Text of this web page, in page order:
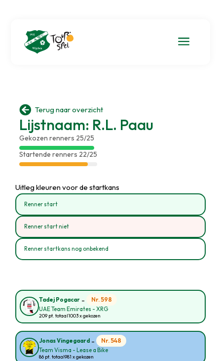
a
 Terug naar overzicht
Lijstnaam: R.L. Paau
Gekozen renners 25/25
Startende renners 22/25
Uitleg kleuren voor de startkans
Renner start
Renner start niet
Renner startkans nog onbekend
Tadej Pogacar - Nr. 598
UAE Team Emirates - XRG
209 pt. totaal1003 x gekozen
Jonas Vingegaard - Nr. 548
Team Visma - Lease a Bike
86 pt. totaal981 x gekozen